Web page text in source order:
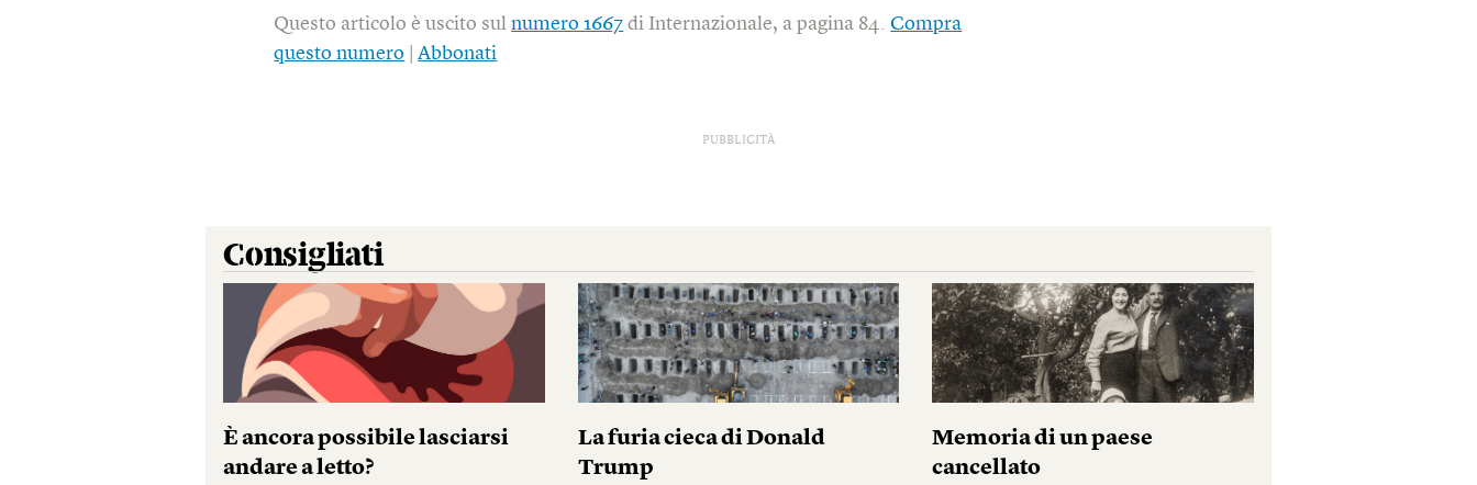
Questo articolo è uscito sulnumero 1667 di Internazionale, a pagina 84.Compra
questo numero |Abbonati
PUBBLICITÀ
Consigliati
È ancora possibile lasciarsi
andare a letto?
La furia cieca di Donald
Trump
Memoria di un paese
cancellato